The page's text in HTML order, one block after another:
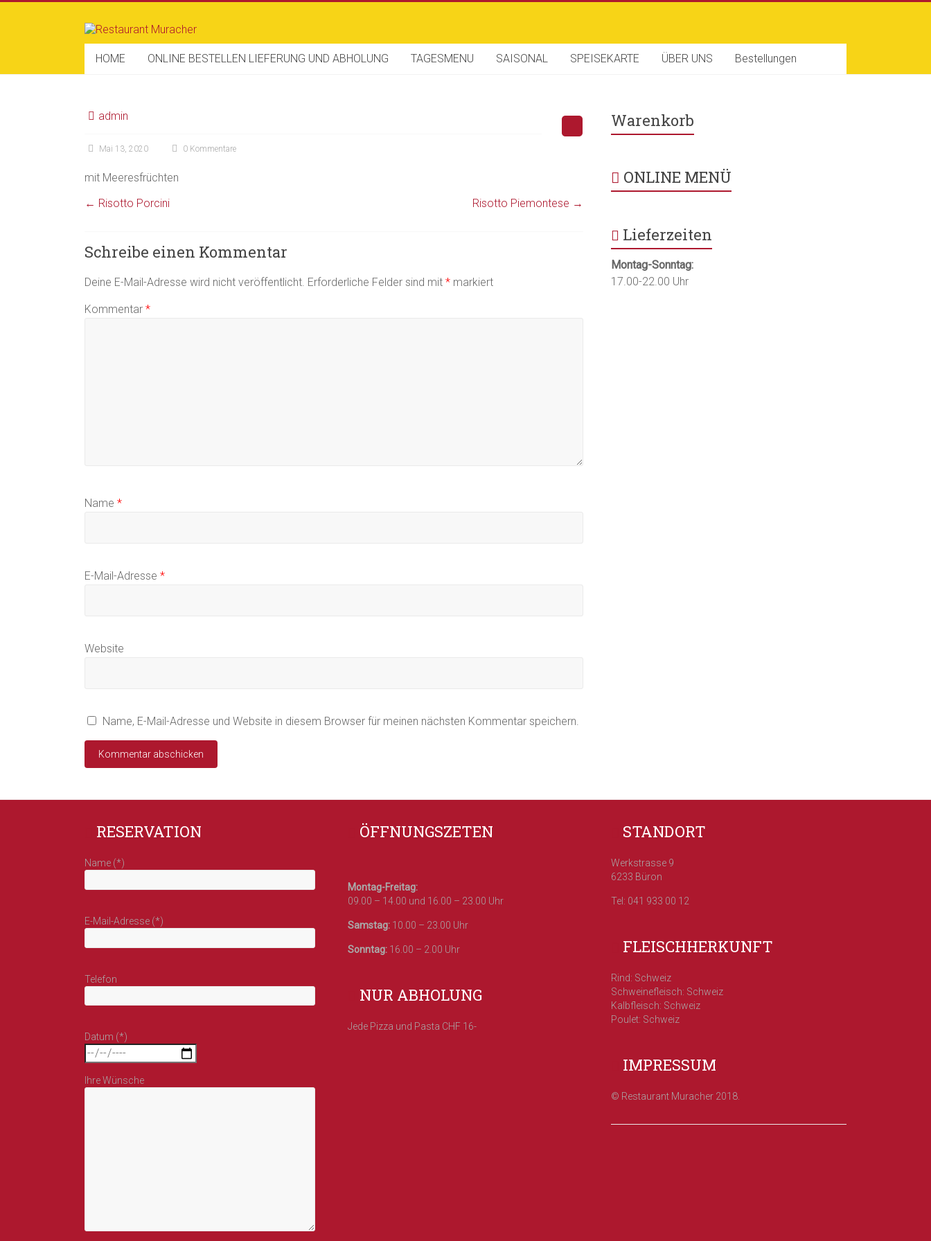
Restaurant
Muracher
HOME ONLINE BESTELLEN LIEFERUNG UND ABHOLUNG TAGESMENU SAISONAL SPEISEKARTE ÜBER UNS Bestellungen
admin
Mai 13, 2020 0 Kommentare
mit Meeresfrüchten
← Risotto Porcini Risotto Piemontese →
Schreibe einen Kommentar
Deine E-Mail-Adresse wird nicht veröffentlicht. Erforderliche Felder sind mit * markiert
Kommentar *
Name *
E-Mail-Adresse *
Website
Name, E-Mail-Adresse und Website in diesem Browser für meinen nächsten Kommentar speichern.
Warenkorb
ONLINE MENÜ
Lieferzeiten
Montag-Sonntag:
17.00-22.00 Uhr
RESERVATION
Name (*)
E-Mail-Adresse (*)
Telefon
Datum (*)
Ihre Wünsche
ÖFFNUNGSZETEN
Montag-Freitag:
09.00 – 14.00 und 16.00 – 23.00 Uhr
Samstag: 10.00 – 23.00 Uhr
Sonntag:16.00 – 2.00 Uhr
NUR ABHOLUNG
Jede Pizza und Pasta CHF 16-
STANDORT
Werkstrasse 9
6233 Büron
Tel: 041 933 00 12
FLEISCHHERKUNFT
Rind: Schweiz
Schweinefleisch: Schweiz
Kalbfleisch: Schweiz
Poulet: Schweiz
IMPRESSUM
© Restaurant Muracher 2018.